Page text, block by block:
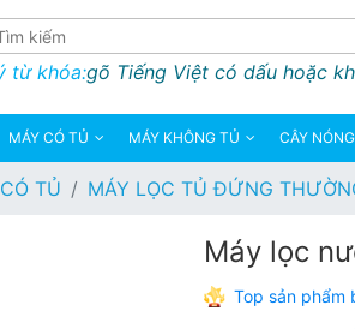
từ khóa:gõ Tiếng Việt có dấu hoặc
MÁY CÓ TỦ MÁY KHÔNG TỦ CÂY
TỦ MÁY LỌC TỦ ĐỨNG
Máy lọc
Top sản phẩm